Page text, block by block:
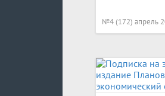
№4 (172) апрель